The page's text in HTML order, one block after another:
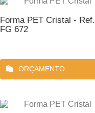
Forma PET Cristal - Ref.
FG 672
ORÇAMENTO